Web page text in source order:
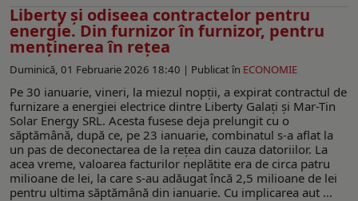
Liberty și odiseea contractelor pentru
energie. Din furnizor în furnizor, pentru
menţinerea în reţea
Duminică, 01 Februarie 2026 18:40 | Publicat în ECONOMIE
Pe 30 ianuarie, vineri, la miezul nopții, a expirat contractul de
furnizare a energiei electrice dintre Liberty Galați și Mar-Tin
Solar Energy SRL. Acesta fusese deja prelungit cu o
săptămână, după ce, pe 23 ianuarie, combinatul s-a aflat la
un pas de deconectarea de la rețea din cauza datoriilor. La
acea vreme, valoarea facturilor neplătite era de circa patru
milioane de lei, la care s-au adăugat încă 2,5 milioane de lei
pentru ultima săptămână din ianuarie. Cu implicarea aut ...